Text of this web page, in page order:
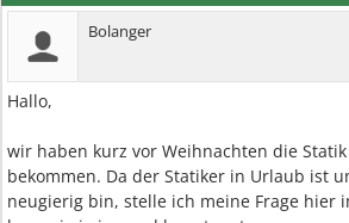
Bolanger
Hallo,
wir haben kurz vor Weihnachten die
bekommen. Da der Statiker in Urlaub ist
neugierig bin, stelle ich meine Frage hier